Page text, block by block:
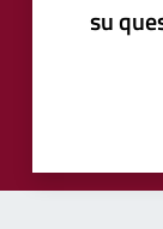
su